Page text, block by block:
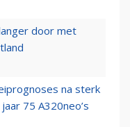
door met
na sterk
75 A320neo’s